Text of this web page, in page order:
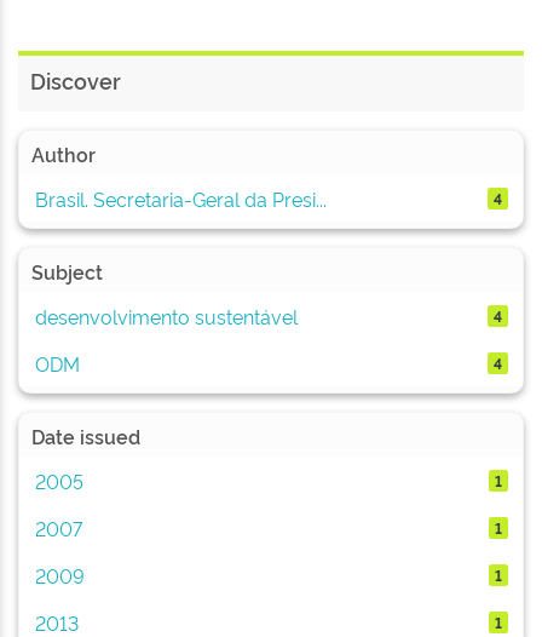
Discover
Author
Brasil. Secretaria-Geral da Presi...
4
Subject
desenvolvimento sustentável
4
ODM 4
Date issued
2005
1
2007 1
2009 1
2013 1